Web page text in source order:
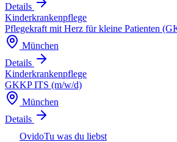
Details
Kinderkrankenpflege
Pflegekraft mit Herz für kleine Patienten
München
Details
Kinderkrankenpflege
GKKP ITS (m/w/d)
München
Details
OvidoTu was du liebst